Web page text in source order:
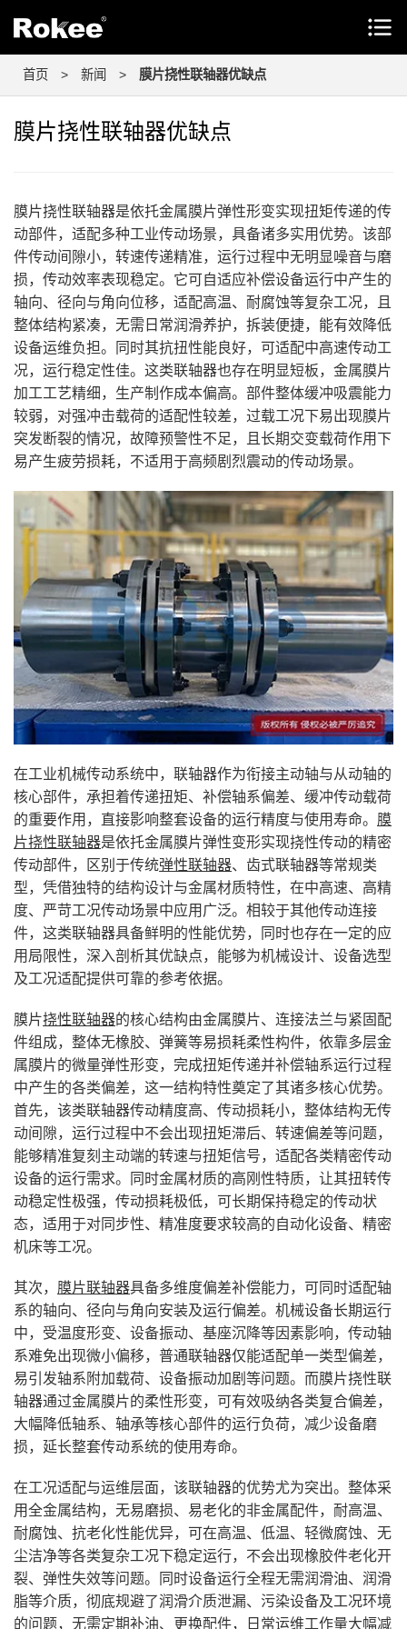
首页 > 新闻 > 膜片挠性联轴器优缺点
膜片挠性联轴器优缺点
膜片挠性联轴器是依托金属膜片弹性形变实现扭矩传递的传
动部件，适配多种工业传动场景，具备诸多实用优势。该部
件传动间隙小，转速传递精准，运行过程中无明显噪音与磨
损，传动效率表现稳定。它可自适应补偿设备运行中产生的
轴向、径向与角向位移，适配高温、耐腐蚀等复杂工况，且
整体结构紧凑，无需日常润滑养护，拆装便捷，能有效降低
设备运维负担。同时其抗扭性能良好，可适配中高速传动工
况，运行稳定性佳。这类联轴器也存在明显短板，金属膜片
加工工艺精细，生产制作成本偏高。部件整体缓冲吸震能力
较弱，对强冲击载荷的适配性较差，过载工况下易出现膜片
突发断裂的情况，故障预警性不足，且长期交变载荷作用下
易产生疲劳损耗，不适用于高频剧烈震动的传动场景。
在工业机械传动系统中，联轴器作为衔接主动轴与从动轴的
核心部件，承担着传递扭矩、补偿轴系偏差、缓冲传动载荷
的重要作用，直接影响整套设备的运行精度与使用寿命。 膜
片挠性联轴器是依托金属膜片弹性变形实现挠性传动的精密
传动部件，区别于传统弹性联轴器、齿式联轴器等常规类
型，凭借独特的结构设计与金属材质特性，在中高速、高精
度、严苛工况传动场景中应用广泛。相较于其他传动连接
件，这类联轴器具备鲜明的性能优势，同时也存在一定的应
用局限性，深入剖析其优缺点，能够为机械设计、设备选型
及工况适配提供可靠的参考依据。
膜片挠性联轴器的核心结构由金属膜片、连接法兰与紧固配
件组成，整体无橡胶、弹簧等易损耗柔性构件，依靠多层金
属膜片的微量弹性形变，完成扭矩传递并补偿轴系运行过程
中产生的各类偏差，这一结构特性奠定了其诸多核心优势。
首先，该类联轴器传动精度高、传动损耗小，整体结构无传
动间隙，运行过程中不会出现扭矩滞后、转速偏差等问题，
能够精准复刻主动端的转速与扭矩信号，适配各类精密传动
设备的运行需求。同时金属材质的高刚性特质，让其扭转传
动稳定性极强，传动损耗极低，可长期保持稳定的传动状
态，适用于对同步性、精准度要求较高的自动化设备、精密
机床等工况。
其次， 膜片联轴器具备多维度偏差补偿能力，可同时适配轴
系的轴向、径向与角向安装及运行偏差。机械设备长期运行
中，受温度形变、设备振动、基座沉降等因素影响，传动轴
系难免出现微小偏移，普通联轴器仅能适配单一类型偏差，
易引发轴系附加载荷、设备振动加剧等问题。而膜片挠性联
轴器通过金属膜片的柔性形变，可有效吸纳各类复合偏差，
大幅降低轴系、轴承等核心部件的运行负荷，减少设备磨
损，延长整套传动系统的使用寿命。
在工况适配与运维层面，该联轴器的优势尤为突出。整体采
用全金属结构，无易磨损、易老化的非金属配件，耐高温、
耐腐蚀、抗老化性能优异，可在高温、低温、轻微腐蚀、无
尘洁净等各类复杂工况下稳定运行，不会出现橡胶件老化开
裂、弹性失效等问题。同时设备运行全程无需润滑油、润滑
脂等介质，彻底规避了润滑介质泄漏、污染设备及工况环境
的问题，无需定期补油、更换配件，日常运维工作量大幅减